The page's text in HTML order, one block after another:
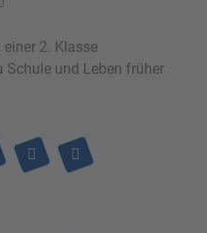
2. Klasse
Schule und Leben früher